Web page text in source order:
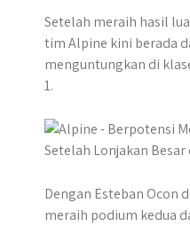
a
t
s
c
e
b
s
s
e
r
l
e
g
y
p
e
Setelah meraih hasil
tim Alpine kini berada
menguntungkan di
1.
Dengan Esteban Ocon
meraih podium kedua